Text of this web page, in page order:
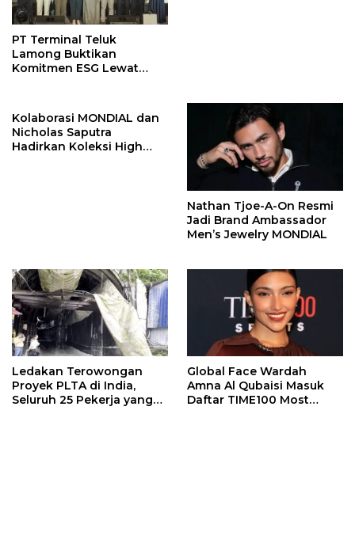
PT Terminal Teluk
Lamong Buktikan
Komitmen ESG Lewat
Kolaborasi MONDIAL dan
Nicholas Saputra
Hadirkan Koleksi High
Nathan Tjoe-A-On Resmi
Jadi Brand Ambassador
Men’s Jewelry MONDIAL
Ledakan Terowongan
Proyek PLTA di India,
Seluruh 25 Pekerja yang
Global Face Wardah
Amna Al Qubaisi Masuk
Daftar TIME100 Most